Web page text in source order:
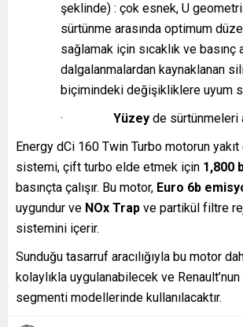
şeklinde) : çok esnek, U
sürtünme arasında optimum
sağlamak için sıcaklık ve basınç
dalgalanmalardan kaynaklanan
biçimindeki değişikliklere uyum
· Yüzey de sürtünmeleri
Energy dCi 160 Twin Turbo motorun
sistemi, çift turbo elde etmek için 1,800
basınçta çalışır. Bu motor, Euro 6b
uygundur ve NOx Trap ve partikül filtre
sistemini içerir.
Sunduğu tasarruf aracılığıyla bu motor
kolaylıkla uygulanabilecek ve
segmenti modellerinde kullanılacaktır.